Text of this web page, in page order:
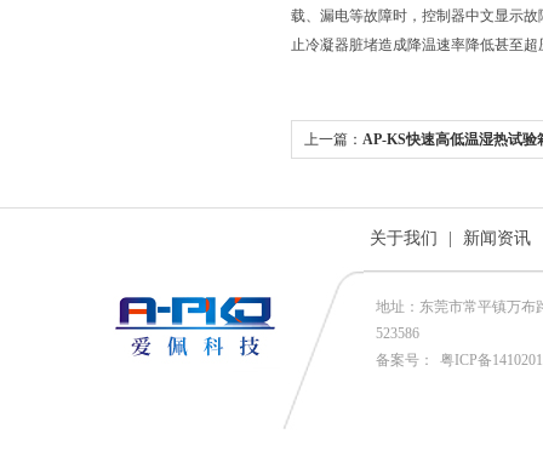
载、漏电等故障时，控制器中文显示
止冷凝器脏堵造成降温速率降低甚至超
上一篇： AP-KS快速高低温湿热试验
关于我们 新闻资讯
地址：东莞市常平镇万布
523586
备案号：
粤ICP备